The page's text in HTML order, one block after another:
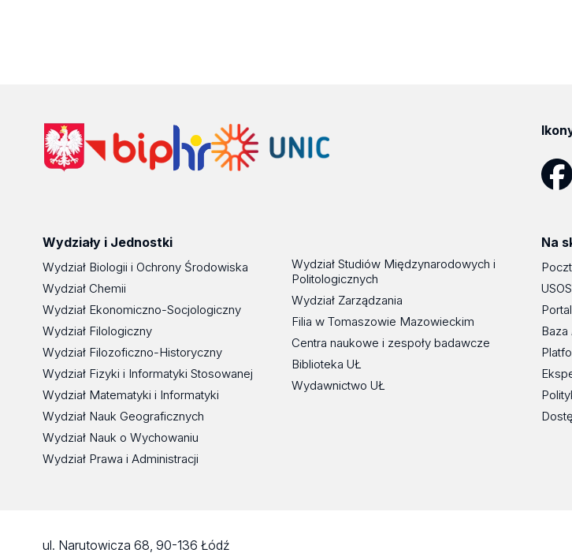
Wydziały i Jednostki
Wydział Biologii i Ochrony Środowiska
Wydział Chemii
Wydział Ekonomiczno-Socjologiczny
Wydział Filologiczny
Wydział Filozoficzno-Historyczny
Wydział Fizyki i Informatyki Stosowanej
Wydział Matematyki i Informatyki
Wydział Nauk Geograficznych
Wydział Nauk o Wychowaniu
Wydział Prawa i Administracji
Wydział Studiów Międzynarodowych i
Politologicznych
Wydział Zarządzania
Filia w Tomaszowie Mazowieckim
Centra naukowe i zespoły badawcze
Biblioteka UŁ
Wydawnictwo UŁ
Na
Baza
ul. Narutowicza 68, 90-136 Łódź